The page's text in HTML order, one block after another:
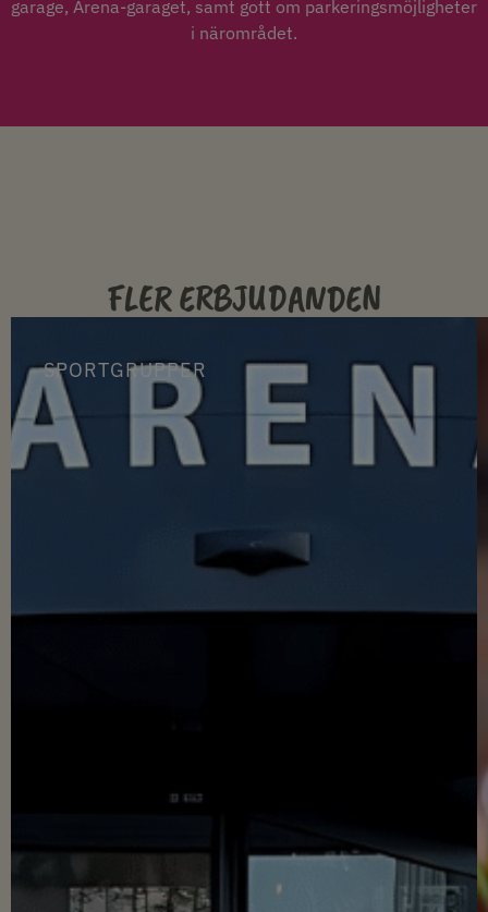
garage, Arena-garaget, samt gott om parkeringsmöjligheter
i närområdet.
FLER ERBJUDANDEN
SPORTGRUPPER